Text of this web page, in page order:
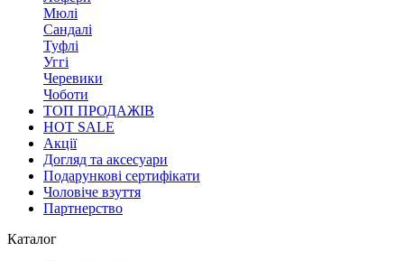
Мюлі
Сандалі
Туфлі
Уггі
Черевики
Чоботи
ТОП ПРОДАЖІВ
HOT SALE
Акції
Догляд та аксесуари
Подарункові сертифікати
Чоловіче взуття
Партнерство
Каталог